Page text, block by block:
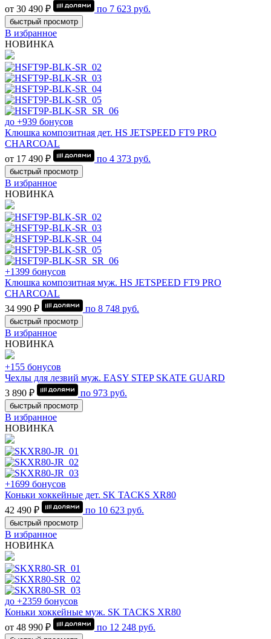
от 30 490 ₽
по 7 623 руб.
быстрый просмотр
В избранное
НОВИНКА
до +939 бонусов
Клюшка композитная дет. HS JETSPEED FT9 PRO
CHARCOAL
от 17 490 ₽
по 4 373 руб.
быстрый просмотр
В избранное
НОВИНКА
+1399 бонусов
Клюшка композитная муж. HS JETSPEED FT9 PRO
CHARCOAL
34 990 ₽
по 8 748 руб.
быстрый просмотр
В избранное
НОВИНКА
+155 бонусов
Чехлы для лезвий муж. EASY STEP SKATE GUARD
3 890 ₽
по 973 руб.
быстрый просмотр
В избранное
НОВИНКА
+1699 бонусов
Коньки хоккейные дет. SK TACKS XR80
42 490 ₽
по 10 623 руб.
быстрый просмотр
В избранное
НОВИНКА
до +2359 бонусов
Коньки хоккейные муж. SK TACKS XR80
от 48 990 ₽
по 12 248 руб.